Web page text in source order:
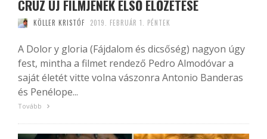
CRUZ ÚJ FILMJÉNEK ELSŐ ELŐZETESE
KÖLLER KRISTÓF 2019. FEBRUÁR 1. PÉNTEK
A Dolor y gloria (Fájdalom és dicsőség) nagyon úgy
fest, mintha a filmet rendező Pedro Almodóvar a
saját életét vitte volna vászonra Antonio Banderas
és Penélope...
Tovább